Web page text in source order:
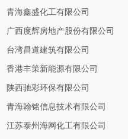
青海鑫盛化工有限公司
广西度辉房地产股份有限公司
台湾昌道建筑有限公司
香港丰策新能源有限公司
陕西驰彩环保有限公司
青海翰铭信息技术有限公司
江苏泰州海网化工有限公司